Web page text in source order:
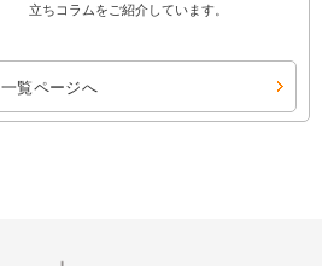
立ちコラムをご紹介しています。
一覧ページへ